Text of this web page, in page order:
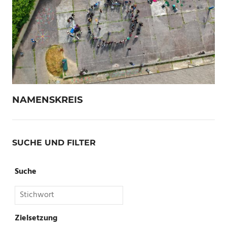
NAMENSKREIS
SUCHE UND FILTER
Suche
Zielsetzung